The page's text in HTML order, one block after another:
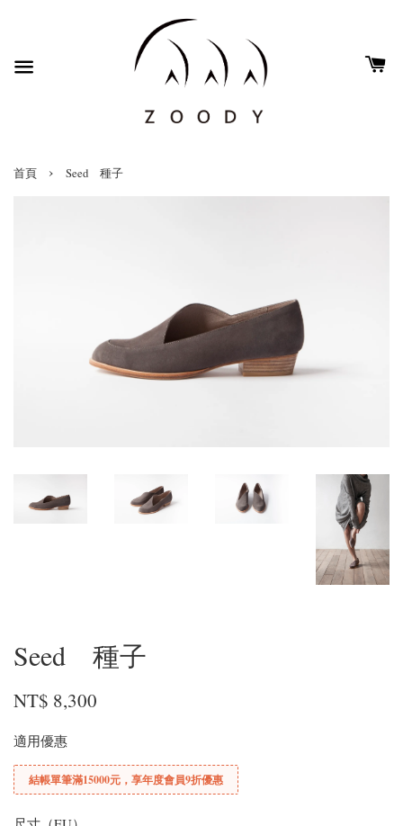
首頁 › Seed 種子
Seed 種子
NT$ 8,300
適用優惠
結帳單筆滿15000元，享年度會員9折優惠